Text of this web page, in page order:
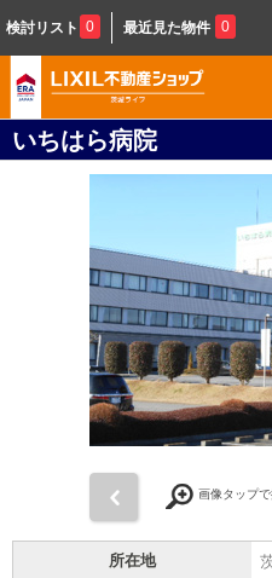
検討リスト 0 最近見た物件 0
いちはら病院
画像タップ
所在地